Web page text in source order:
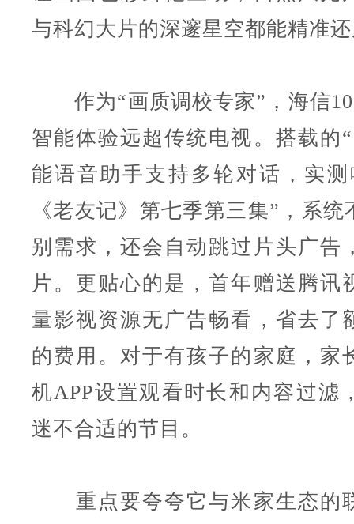
与科幻大片的深邃星空都能精准
作为“画质调校专家”，海信
智能体验远超传统电视。搭载的
能语音助手支持多轮对话，实
《老友记》第七季第三集”，系
别需求，还会自动跳过片头广告
片。更贴心的是，首年赠送腾讯
量影视资源无广告畅看，省去了
的费用。对于有孩子的家庭，家
机APP设置观看时长和内容过滤
迷不合适的节目。
重点要夸夸它与米家生态的